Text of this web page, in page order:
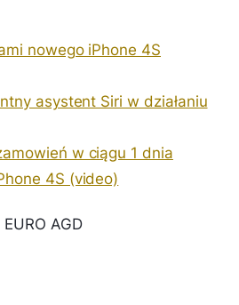
nowego iPhone 4S
asystent Siri w działaniu
w ciągu 1 dnia
4S (video)
AGD